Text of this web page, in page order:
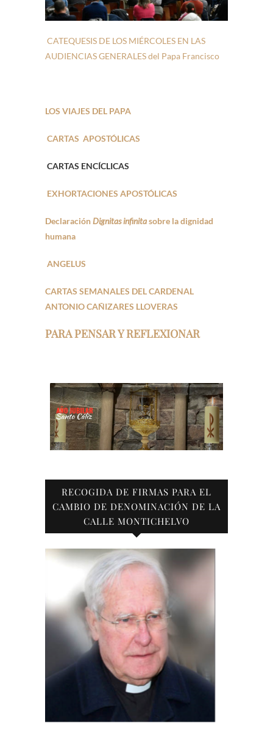
CATEQUESIS DE LOS MIÉRCOLES EN LAS
AUDIENCIAS GENERALES del Papa Francisco
LOS VIAJES DEL PAPA
CARTAS APOSTÓLICAS
CARTAS ENCÍCLICAS
EXHORTACIONES APOSTÓLICAS
DeclaraciónDignitas infinitasobre la dignidad
humana
ANGELUS
CARTAS SEMANALES DEL CARDENAL
ANTONIO CAÑIZARES LLOVERAS
PARA PENSAR Y REFLEXIONAR
RECOGIDA DE FIRMAS PARA EL
CAMBIO DE DENOMINACIÓN DE LA
CALLE MONTICHELVO